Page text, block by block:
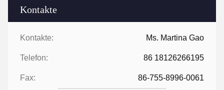
Kontakte
Kontakte: Ms. Martina Gao
Telefon: 86 18126266195
Fax: 86-755-8996-0061